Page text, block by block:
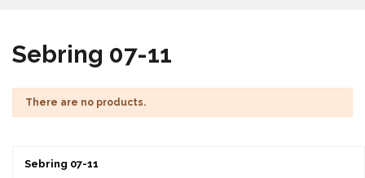
Sebring 07-11
There are no products.
Sebring 07-11